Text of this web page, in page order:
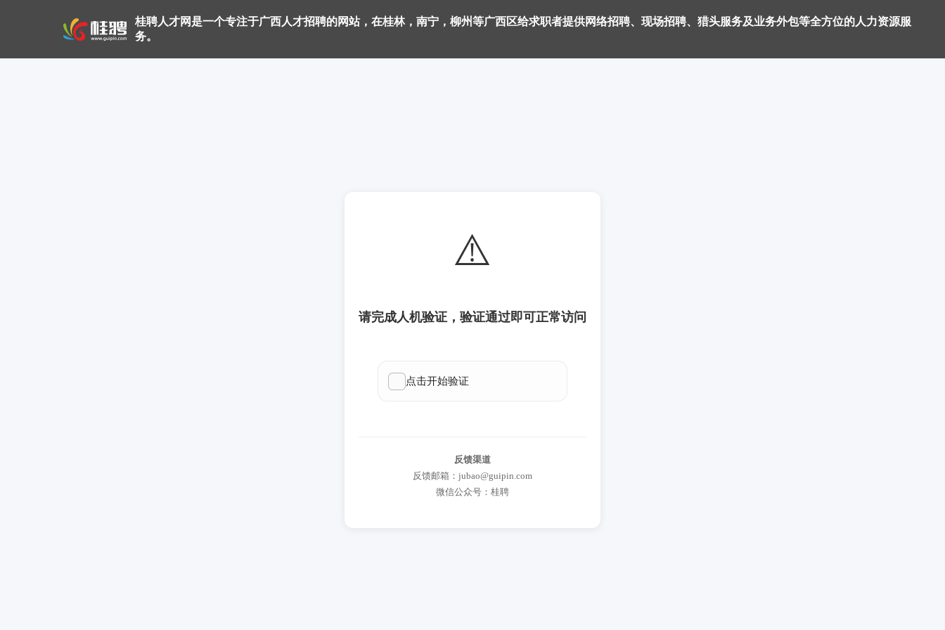
桂聘人才网是一个专注于广西人才招聘的网站，在桂林，南宁，柳州等广西区给求职者提供网络招聘、现场招聘、猎头服务及业务外包等全方位的人力资源服
务。
⚠️
请完成人机验证，验证通过即可正常访问
反馈渠道
反馈邮箱：jubao@guipin.com
微信公众号：桂聘